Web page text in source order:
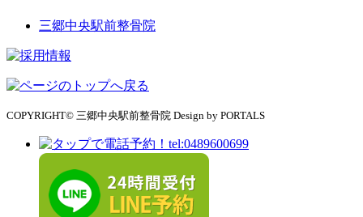
三郷中央駅前整骨院
COPYRIGHT© 三郷中央駅前整骨院 Design by PORTALS